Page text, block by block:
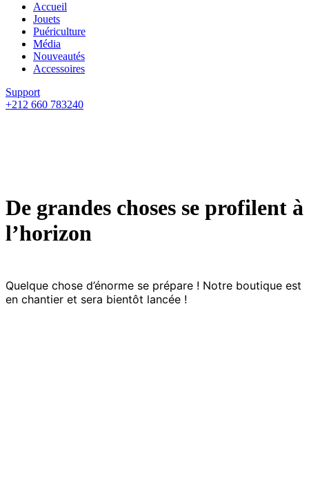
Accueil
Jouets
Puériculture
Média
Nouveautés
Accessoires
Support
+212 660 783240
De grandes choses se profilent à
l’horizon
Quelque chose d’énorme se prépare ! Notre boutique est
en chantier et sera bientôt lancée !